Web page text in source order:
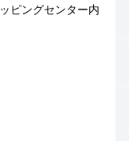
ピングセンター内